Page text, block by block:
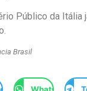
Público da Itália
Brasil